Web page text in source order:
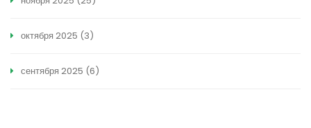
октября 2025 (3)
сентября 2025 (6)